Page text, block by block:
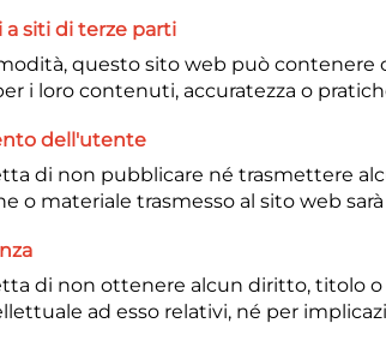
siti di terze parti
questo sito web può
i loro contenuti, accuratezza o
dell'utente
di non pubblicare né trasmettere
o materiale trasmesso al sito web
di non ottenere alcun diritto, titolo
ad esso relativi, né per